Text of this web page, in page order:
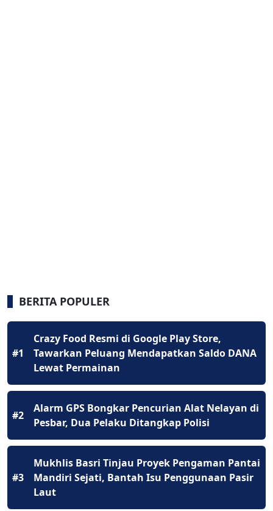
BERITA POPULER
#1
Crazy Food Resmi di Google Play Store,
Tawarkan Peluang Mendapatkan Saldo DANA
Lewat Permainan
#2
Alarm GPS Bongkar Pencurian Alat Nelayan di
Pesbar, Dua Pelaku Ditangkap Polisi
#3
Mukhlis Basri Tinjau Proyek Pengaman Pantai
Mandiri Sejati, Bantah Isu Penggunaan Pasir
Laut